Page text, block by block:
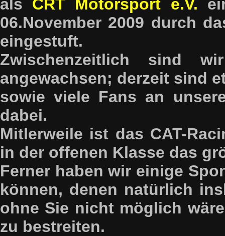
als CRT Motorsport e.V.
06.November 2009 durch
eingestuft.
Zwischenzeitlich sind
angewachsen; derzeit sind
sowie viele Fans an
dabei.
Mitlerweile ist das CAT-
in der offenen Klasse das
Ferner haben wir einige
können, denen natürlich
ohne Sie nicht möglich
zu bestreiten.